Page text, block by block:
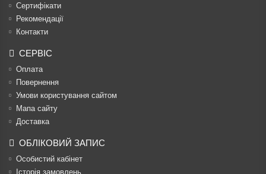
Сертифікати
Рекомендації
Контакти
СЕРВІС
Оплата
Повернення
Умови користування сайтом
Мапа сайту
Доставка
ОБЛІКОВИЙ ЗАПИС
Особистий кабінет
Історія замовлень